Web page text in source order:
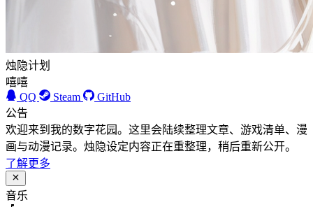
烛隐计划
嘻嘻
QQ
Steam
GitHub
公告
欢迎来到我的数字花园。这里会陆续整理文章、游戏清单、漫
画与动漫记录。烛隐设定内容正在重整理，稍后重新公开。
了解更多
音乐